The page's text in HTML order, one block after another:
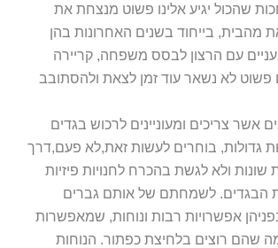
שהכול יגיע אלינו פשוט מנצחת את
מהבית, בייחוד בשנים האחרונות בהן
עם הרצון לבסס משפחה, קריירה
פשוט לא נשאר עוד זמן לצאת ולהסתובב
אשר צריכים ומעוניינים לרכוש בגדים
גדולות, בוחרים לעשות זאת,לא פעם,דרך
שונות ולא לגשת בהכרח לחנויות פיזיות
הבגדים. לשמחתם של אותם גברים
אפשרויות רבות ונוחות, שמאפשרות
שהם רוצים בלחיצת כפתור. הנוחות